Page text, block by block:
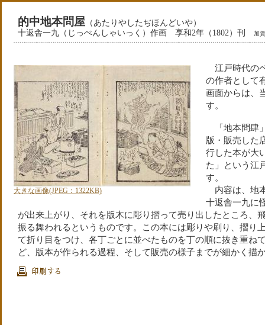
的中地本問屋 （あたりやしたぢほんどいや）
十返舎一九（じっぺんしゃいっく）作画 享和2年（1802）刊
加
大きな画像(JPEG：1322KB)
江戸時代の
の作者として
画面からは、
す。
「地本問肆
版・販売した
行した本が大
た」という江
す。
内容は、地
十返舎一九に
が出来上がり、それを版木に彫り摺って売り出したところ、
振る舞われるというものです。この本には彫りや刷り、摺り
て折り目をつけ、各丁ごとに並べたものを丁の順に抜き重ね
ど、版本が作られる過程、そして販売の様子までが細かく描